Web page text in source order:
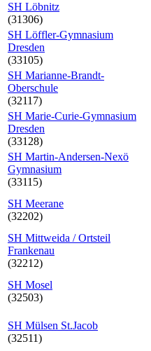
SH Löbnitz
(31306)
SH Löffler-Gymnasium
Dresden
(33105)
SH Marianne-Brandt-
Oberschule
(32117)
SH Marie-Curie-Gymnasium
Dresden
(33128)
SH Martin-Andersen-Nexö
Gymnasium
(33115)
SH Meerane
(32202)
SH Mittweida / Ortsteil
Frankenau
(32212)
SH Mosel
(32503)
SH Mülsen St.Jacob
(32511)